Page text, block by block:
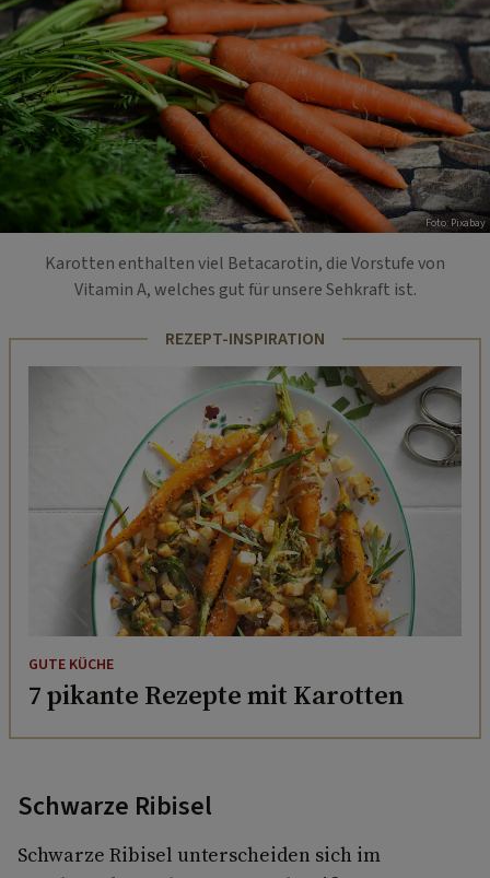
Foto: Pixabay
Karotten enthalten viel Betacarotin, die Vorstufe von
Vitamin A, welches gut für unsere Sehkraft ist.
REZEPT-INSPIRATION
GUTE KÜCHE
7 pikante Rezepte mit Karotten
Schwarze Ribisel
Schwarze Ribisel unterscheiden sich im